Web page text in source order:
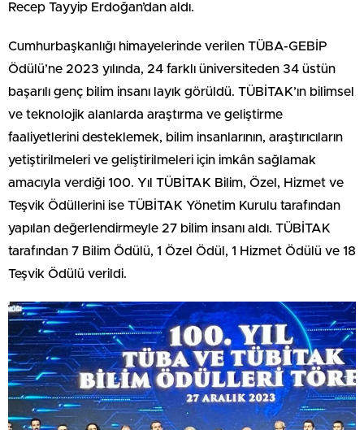
Recep Tayyip Erdoğan’dan aldı.
Cumhurbaşkanlığı himayelerinde verilen TÜBA-GEBİP
Ödülü’ne 2023 yılında, 24 farklı üniversiteden 34 üstün
başarılı genç bilim insanı layık görüldü. TÜBİTAK’ın bilimsel
ve teknolojik alanlarda araştırma ve geliştirme
faaliyetlerini desteklemek, bilim insanlarının, araştırıcıların
yetiştirilmeleri ve geliştirilmeleri için imkân sağlamak
amacıyla verdiği 100. Yıl TÜBİTAK Bilim, Özel, Hizmet ve
Teşvik Ödüllerini ise TÜBİTAK Yönetim Kurulu tarafından
yapılan değerlendirmeyle 27 bilim insanı aldı. TÜBİTAK
tarafından 7 Bilim Ödülü, 1 Özel Ödül, 1 Hizmet Ödülü ve 18
Teşvik Ödülü verildi.